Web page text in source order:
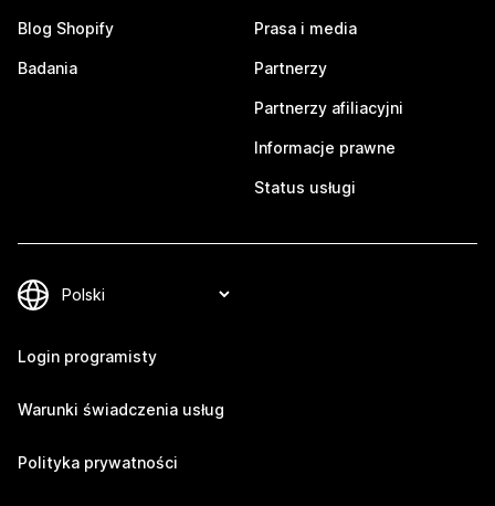
Blog Shopify
Badania
Prasa i media
Partnerzy
Partnerzy afiliacyjni
Informacje prawne
Status usługi
Login programisty
Warunki świadczenia usług
Polityka prywatności